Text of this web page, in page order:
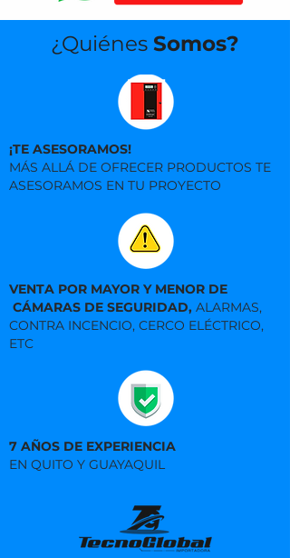
¿Quiénes Somos?
¡TE ASESORAMOS!
MÁS ALLÁ DE OFRECER PRODUCTOS TE
ASESORAMOS EN TU PROYECTO
VENTA POR MAYOR Y MENOR DE
CÁMARAS DE SEGURIDAD, ALARMAS,
CONTRA INCENCIO, CERCO ELÉCTRICO,
ETC
7 AÑOS DE EXPERIENCIA
EN QUITO Y GUAYAQUIL